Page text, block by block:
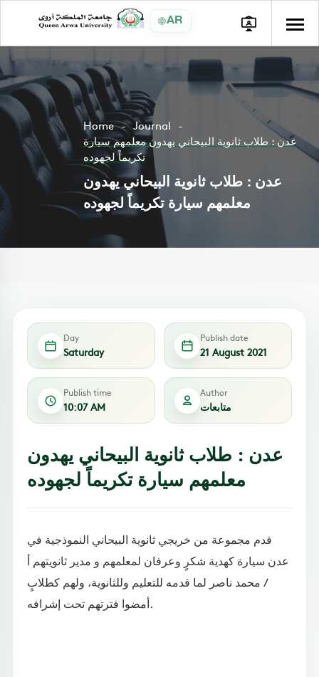
AR
Home
Journal
عدن : طلاب ثانوية البيحاني يهدون معلمهم سيارة
تكريماً لجهوده
عدن : طلاب ثانوية البيحاني يهدون
معلمهم سيارة تكريماً لجهوده
Day
Saturday
Publish date
21 August 2021
Publish time
10:07 AM
Author
متابعات
عدن : طلاب ثانوية البيحاني يهدون
معلمهم سيارة تكريماً لجهوده
قدم مجموعة من خريجي ثانوية البيحاني النموذجية في
عدن سيارة كهدية شكرٍ وعرفان لمعلمهم و مدير ثانويتهم أ
/ محمد ناصر لما قدمه للتعليم وللثانوية، ولهم كطلابٍ
أمضوا فترتهم تحت إشرافه.